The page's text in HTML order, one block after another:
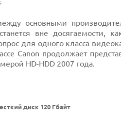
.
основными
вне досягаемости,
для одного класса
Canon продолжает
HD-HDD 2007 года.
диск 120 Гбайт